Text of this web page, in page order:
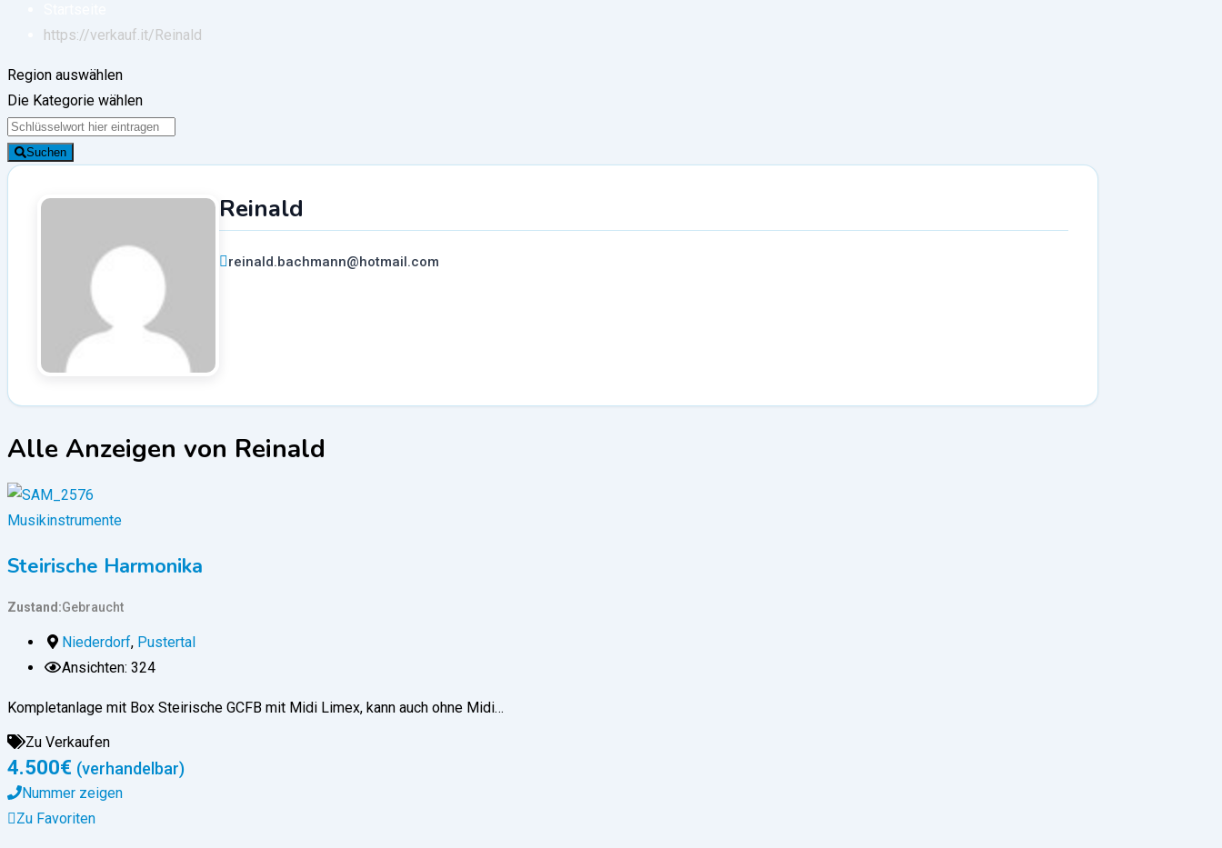
https://verkauf.it/ Reinald
Region auswählen
Die Kategorie wählen
Suchen
Reinald
reinald.bachmann@hotmail.com
Alle Anzeigen von Reinald
Musikinstrumente
Steirische Harmonika
Zustand Gebraucht
Niederdorf, Pustertal
Ansichten: 324
Kompletanlage mit Box Steirische GCFB mit Midi Limex, kann auch ohne Midi…
Zu Verkaufen
4.500€ (verhandelbar)
Nummer zeigen
Zu Favoriten